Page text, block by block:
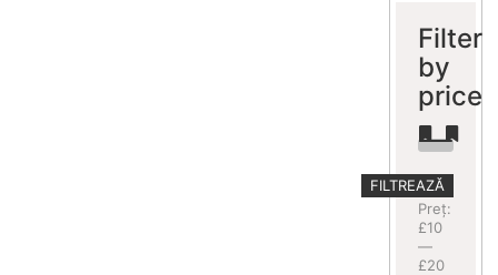
Filter
by
price
Preț
minim
Preț
maxim
FILTREAZĂ
Preț:
£10
—
£20